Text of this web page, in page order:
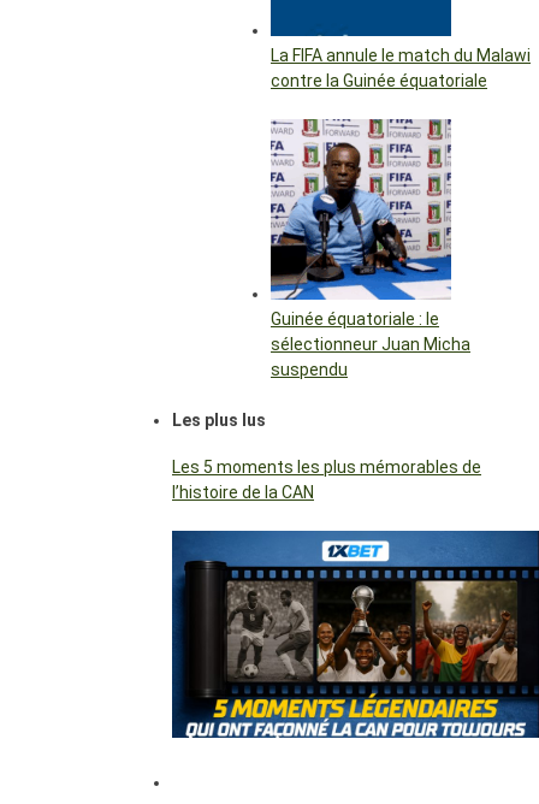
La FIFA annule le match du Malawi
contre la Guinée équatoriale
Guinée équatoriale : le
sélectionneur Juan Micha
suspendu
Les plus lus
Les 5 moments les plus mémorables de
l’histoire de la CAN